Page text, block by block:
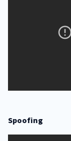
Spoofing